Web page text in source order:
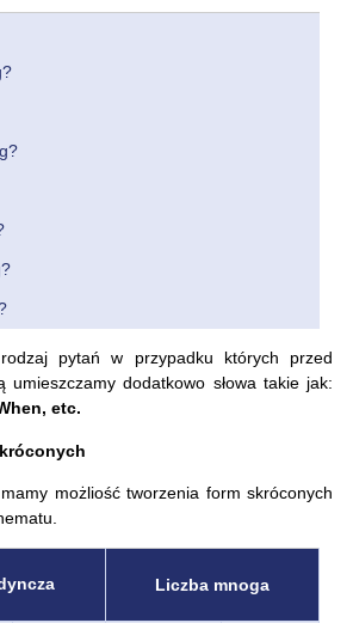
pytań w przypadku których przed
umieszczamy dodatkowo słowa takie jak:
etc.
możliość tworzenia form skróconych
Liczba mnoga